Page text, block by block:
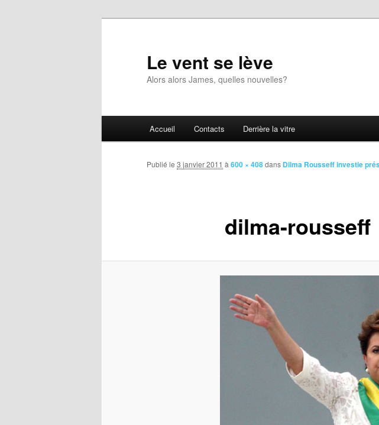
Le vent se lève
Alors alors James, quelles nouvelles?
Accueil Contacts Derrière la vitre
dilma-rousseff
Publié le 3 janvier 2011 à600 × 408dans Dilma Rousseff investie